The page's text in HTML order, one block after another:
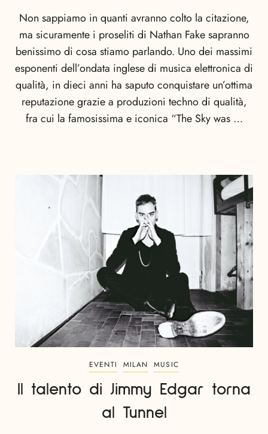
Non sappiamo in quanti avranno colto la citazione,
ma sicuramente i proseliti di Nathan Fake sapranno
benissimo di cosa stiamo parlando. Uno dei massimi
esponenti dell’ondata inglese di musica elettronica di
qualità, in dieci anni ha saputo conquistare un’ottima
reputazione grazie a produzioni techno di qualità,
fra cui la famosissima e iconica “The Sky was …
EVENTI MILAN MUSIC
Il talento di Jimmy Edgar torna
al Tunnel